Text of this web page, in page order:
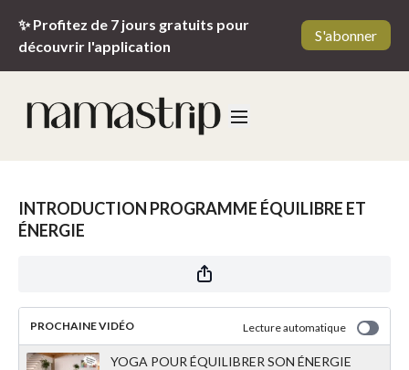
✨ Profitez de 7 jours gratuits pour
découvrir l'application
S'abonner
INTRODUCTION PROGRAMME ÉQUILIBRE ET
ÉNERGIE
PROCHAINE VIDÉO Lecture automatique
YOGA POUR ÉQUILIBRER SON ÉNERGIE